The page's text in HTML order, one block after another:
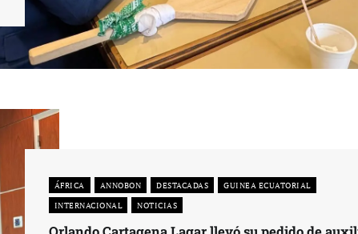
ÁFRICA ANNOBON DESTACADAS
GUINEA ECUATORIAL
INTERNACIONAL
NOTICIAS